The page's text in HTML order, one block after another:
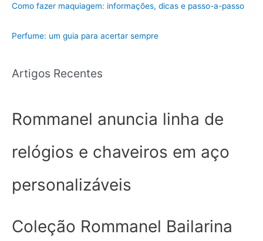
Como fazer maquiagem: informações, dicas e passo-a-passo
Perfume: um guia para acertar sempre
Artigos Recentes
Rommanel anuncia linha de
relógios e chaveiros em aço
personalizáveis
Coleção Rommanel Bailarina